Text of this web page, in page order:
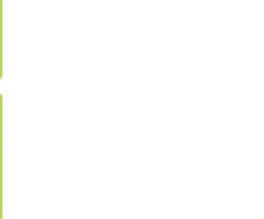
求人のご案内